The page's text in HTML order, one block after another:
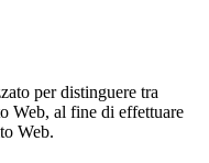
per distinguere tra
Web, al fine di effettuare
Web.